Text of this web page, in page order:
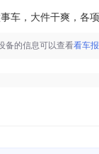
车，大件干爽，各
备的信息可以查看看车